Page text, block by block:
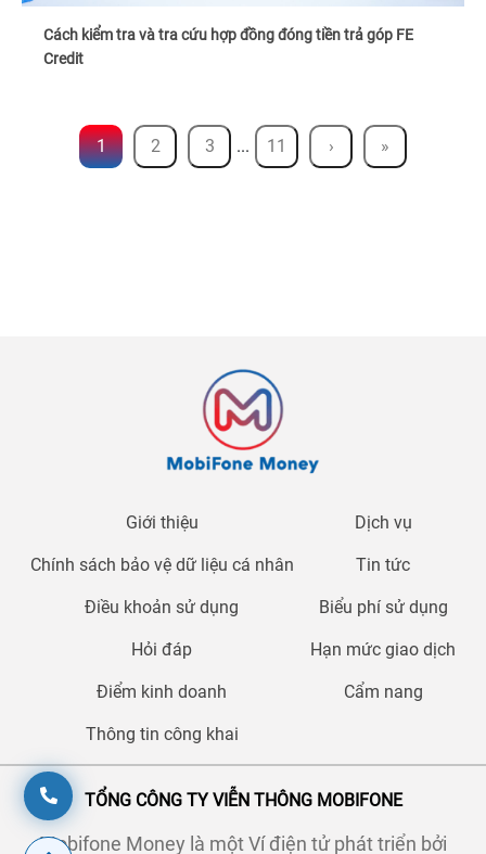
Cách kiểm tra và tra cứu hợp đồng đóng tiền trả góp FE
Credit
1 2 3 ... 11 › »
TỔNG CÔNG TY VIỄN THÔNG MOBIFONE
Mobifone Money là một Ví điện tử phát triển bởi
Giới thiệu Dịch vụ
Chính sách bảo vệ dữ liệu cá nhân Tin tức
Điều khoản sử dụng Biểu phí sử dụng
Hỏi đáp Hạn mức giao dịch
Điểm kinh doanh Cẩm nang
Thông tin công khai